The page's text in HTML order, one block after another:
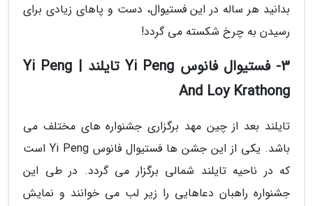
بدانید هر ساله در این فستیوال، دست و پاهای زیادی برای
رسیدن به چرخ شکسته می گردد!
3- فستیوال فانوس Yi Peng تایلند | Yi Peng
And Loy Krathong
تایلند بعد از چین مهد برگزاری جشنواره های مختلف می
باشد. یکی از این جشن ها فستیوال فانوس Yi Peng است
که در ناحیه تایلند شمالی برگزار می گردد. در طی این
جشنواره راهبان دعاهایی را زیر لب می خوانند و نمایش